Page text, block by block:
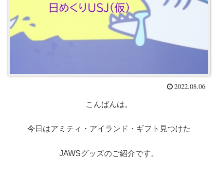
2022.08.06
こんばんは。
今日はアミティ・アイランド・ギフト見つけた
JAWSグッズのご紹介です。